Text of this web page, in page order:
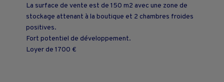
La surface de vente est de 150 m2 avec une zone de
stockage attenant à la boutique et 2 chambres froides
positives.
Fort potentiel de développement.
Loyer de 1700 €